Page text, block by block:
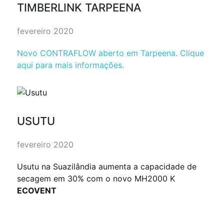
TIMBERLINK TARPEENA
fevereiro 2020
Novo CONTRAFLOW aberto em Tarpeena. Clique
aqui para mais informações.
USUTU
fevereiro 2020
Usutu na Suazilândia aumenta a capacidade de
secagem em 30% com o novo MH2000 K
ECOVENT